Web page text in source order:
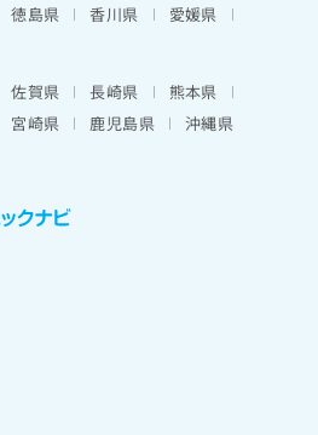
徳島県 香川県
愛媛県
佐賀県 長崎県
熊本県
宮崎県 鹿児島県 沖縄県